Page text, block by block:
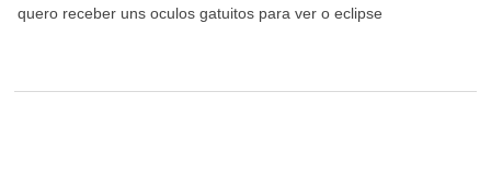
quero receber uns oculos gatuitos para ver o eclipse